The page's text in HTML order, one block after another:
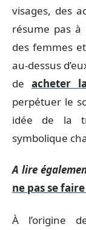
visages, des
résume pas
des femmes
au-dessus
de acheter
perpétuer le
idée de la
symbolique
A lire
ne pas se
À l’origine